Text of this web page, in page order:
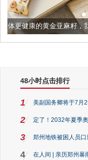
亚麻籽，我们把它加到了
48小时点击排行
1 美副国务卿将于7月
2 定了！2032年夏季
3 郑州地铁被困人员
4 在人间 | 亲历郑州暴